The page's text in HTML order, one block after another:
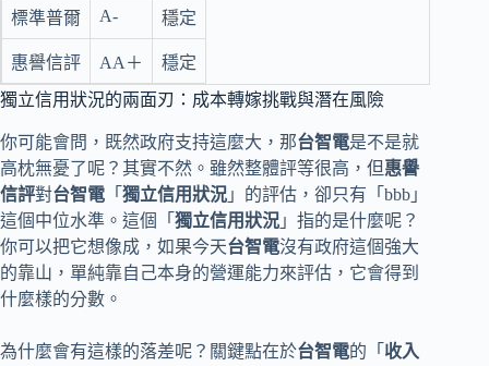
標準普爾 A- 穩定
惠譽信評 AA＋
穩定
獨立信用狀況的兩面刃：成本轉嫁挑戰與潛在風險
你可能會問，既然政府支持這麼大，那台智電是不是就
高枕無憂了呢？其實不然。雖然整體評等很高，但惠譽
信評對台智電 「 獨立信用狀況 」的評估，卻只有「bbb」
這個中位水準。這個「 獨立信用狀況 」指的是什麼呢？
你可以把它想像成，如果今天台智電沒有政府這個強大
的靠山，單純靠自己本身的營運能力來評估，它會得到
什麼樣的分數。
為什麼會有這樣的落差呢？關鍵點在於台智電的「 收入